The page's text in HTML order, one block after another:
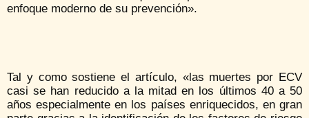
enfoque moderno de su prevención».
Tal y como sostiene el artículo, «las muertes por ECV
casi se han reducido a la mitad en los últimos 40 a 50
años especialmente en los países enriquecidos, en gran